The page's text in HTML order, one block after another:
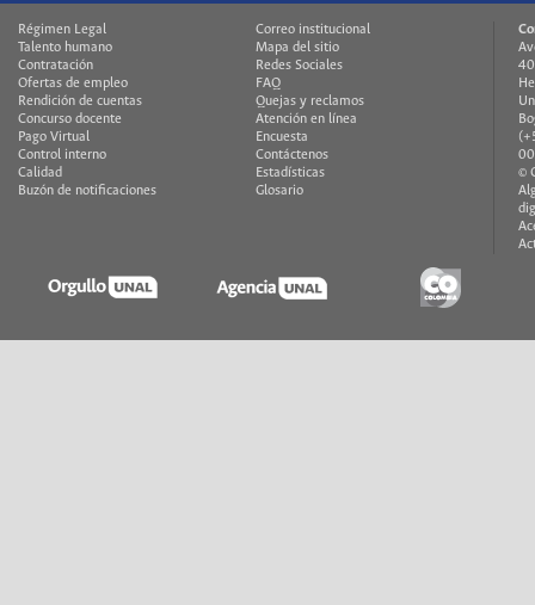
Régimen Legal
Talento humano
Contratación
Ofertas de empleo
Rendición de cuentas
Concurso docente
Pago Virtual
Control interno
Calidad
Buzón de notificaciones
Correo institucional
Mapa del sitio
Redes Sociales
FAQ
Quejas y reclamos
Atención en línea
Encuesta
Contáctenos
Estadísticas
Glosario
©